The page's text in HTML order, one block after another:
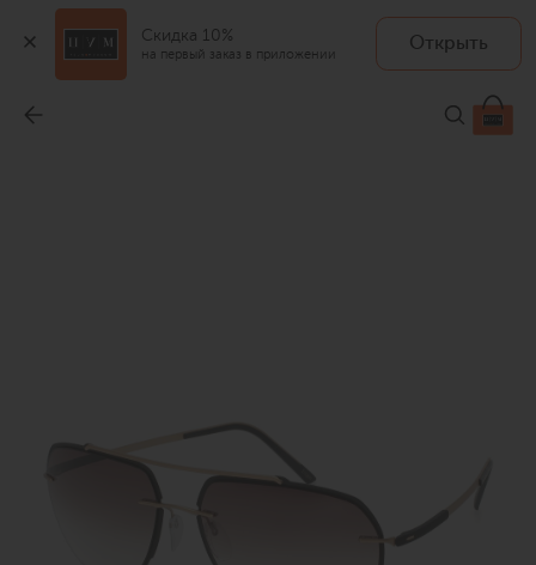
Скидка 10%
на первый заказ в приложении
Открыть
45 200 ₽